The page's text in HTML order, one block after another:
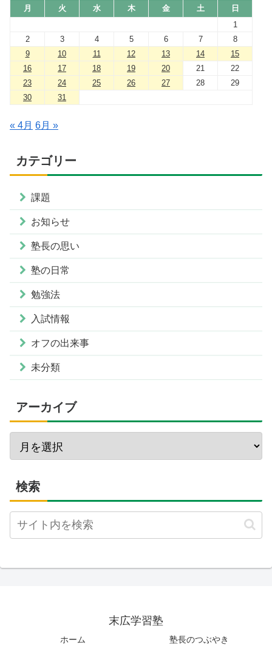
月 火 水 木 金 土
日
1
2
3 4 5 6 7
8
9
10 11 12 13 14
15
16
17 18 19 20 21
22
23
24 25 26 27 28
29
30
31
« 4月 6月 »
カテゴリー
課題
お知らせ
塾長の思い
塾の日常
勉強法
入試情報
オフの出来事
未分類
アーカイブ
検索
末広学習塾
ホーム 塾長のつぶやき